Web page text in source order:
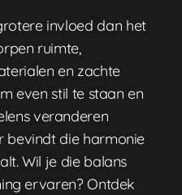
invloed dan het
ruimte,
en zachte
even stil te staan ​​en
veranderen
bevindt die harmonie
Wil je die balans
ervaren? Ontdek